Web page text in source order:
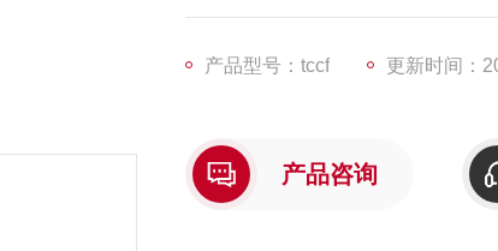
产品型号：tccf 更新时间：
产品咨询